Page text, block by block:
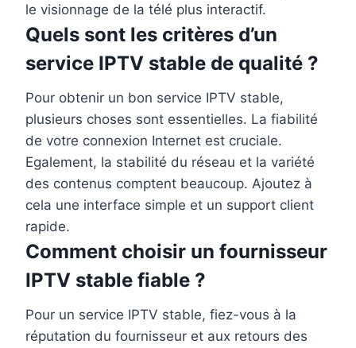
le visionnage de la télé plus interactif.
Quels sont les critères d’un
service IPTV stable de qualité ?
Pour obtenir un bon service IPTV stable,
plusieurs choses sont essentielles. La fiabilité
de votre connexion Internet est cruciale.
Egalement, la stabilité du réseau et la variété
des contenus comptent beaucoup. Ajoutez à
cela une interface simple et un support client
rapide.
Comment choisir un fournisseur
IPTV stable fiable ?
Pour un service IPTV stable, fiez-vous à la
réputation du fournisseur et aux retours des